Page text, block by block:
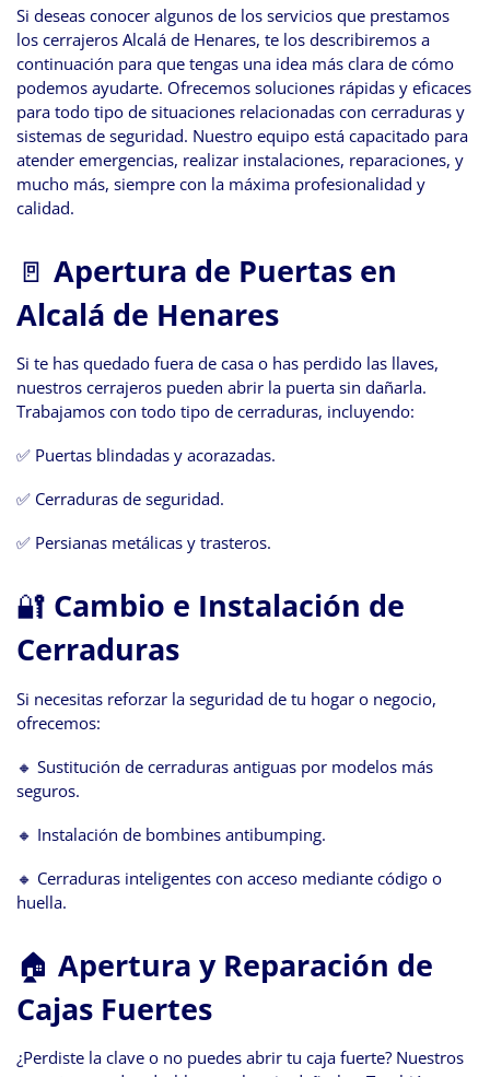
Si deseas conocer algunos de los servicios que prestamos
los cerrajeros Alcalá de Henares, te los describiremos a
continuación para que tengas una idea más clara de cómo
podemos ayudarte. Ofrecemos soluciones rápidas y eficaces
para todo tipo de situaciones relacionadas con cerraduras y
sistemas de seguridad. Nuestro equipo está capacitado para
atender emergencias, realizar instalaciones, reparaciones, y
mucho más, siempre con la máxima profesionalidad y
calidad.
🚪 Apertura de Puertas en
Alcalá de Henares
Si te has quedado fuera de casa o has perdido las llaves,
nuestros cerrajeros pueden abrir la puerta sin dañarla.
Trabajamos con todo tipo de cerraduras, incluyendo:
✅ Puertas blindadas y acorazadas.
✅ Cerraduras de seguridad.
✅ Persianas metálicas y trasteros.
🔐 Cambio e Instalación de
Cerraduras
Si necesitas reforzar la seguridad de tu hogar o negocio,
ofrecemos:
🔸 Sustitución de cerraduras antiguas por modelos más
seguros.
🔸 Instalación de bombines antibumping.
🔸 Cerraduras inteligentes con acceso mediante código o
huella.
🏠 Apertura y Reparación de
Cajas Fuertes
¿Perdiste la clave o no puedes abrir tu caja fuerte? Nuestros